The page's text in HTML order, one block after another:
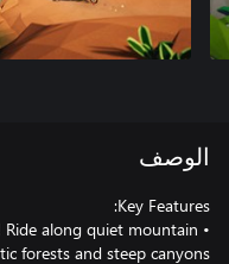
الوصف
Ride along quiet mountain